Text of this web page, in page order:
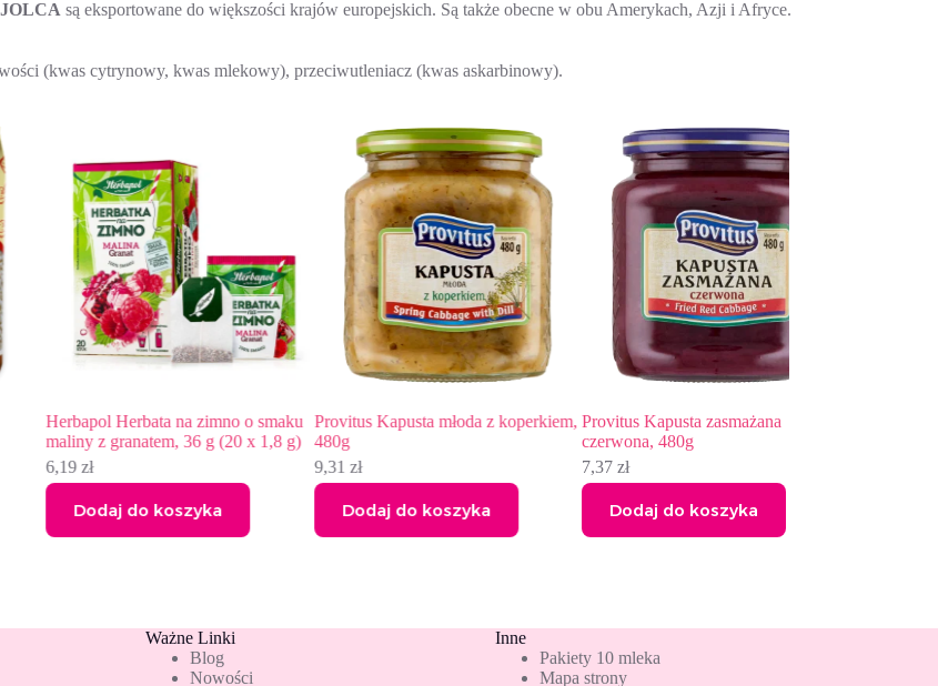
JOLCA są eksportowane do większości krajów europejskich. Są także obecne w obu Amerykach, Azji i Afryce.
(kwas cytrynowy, kwas mlekowy), przeciwutleniacz (kwas askarbinowy).
Herbata na zimno o smaku
z granatem, 36 g (20 x 1,8 g)
Dodaj do koszyka
Provitus Kapusta młoda z koperkiem,
480g
Dodaj do koszyka
Provitus Kapusta zasmażana
czerwona, 480g
Dodaj do koszyka
Ważne Linki
Blog
Nowości
Inne
Pakiety 10 mleka
Mapa strony